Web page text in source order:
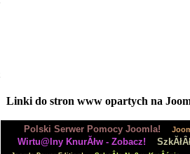
Linki do stron www opartych na
Polski Serwer Pomocy Joomla!
Wirtu@lny KnurĂłw - Zobacz!